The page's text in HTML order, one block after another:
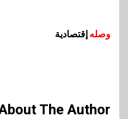
وصله إقتصادية
The Author